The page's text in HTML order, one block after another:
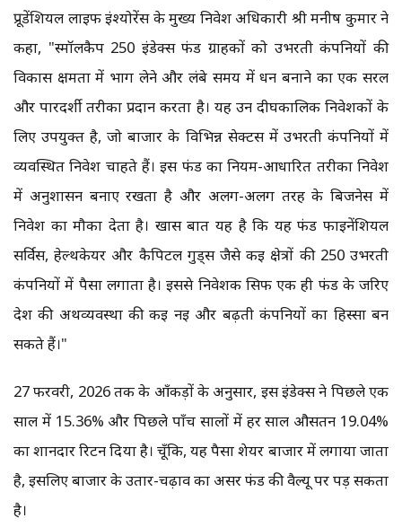
प्रूडेंशियल लाइफ इंश्योरेंस के मुख्य निवेश अधिकारी श्री मनीष कुमार ने
कहा, "स्मॉलकैप 250 इंडेक्स फंड ग्राहकों को उभरती कंपनियों की
विकास क्षमता में भाग लेने और लंबे समय में धन बनाने का एक सरल
और पारदर्शी तरीका प्रदान करता है। यह उन दीर्घकालिक निवेशकों के
लिए उपयुक्त है, जो बाजार के विभिन्न सेक्टर्स में उभरती कंपनियों में
व्यवस्थित निवेश चाहते हैं। इस फंड का नियम-आधारित तरीका निवेश
में अनुशासन बनाए रखता है और अलग-अलग तरह के बिजनेस में
निवेश का मौका देता है। खास बात यह है कि यह फंड फाइनेंशियल
सर्विस, हेल्थकेयर और कैपिटल गुड्स जैसे कई क्षेत्रों की 250 उभरती
कंपनियों में पैसा लगाता है। इससे निवेशक सिर्फ एक ही फंड के जरिए
देश की अर्थव्यवस्था की कई नई और बढ़ती कंपनियों का हिस्सा बन
सकते हैं।"
27 फरवरी, 2026 तक के आँकड़ों के अनुसार, इस इंडेक्स ने पिछले एक
साल में 15.36% और पिछले पाँच सालों में हर साल औसतन 19.04%
का शानदार रिटर्न दिया है। चूँकि, यह पैसा शेयर बाजार में लगाया जाता
है, इसलिए बाजार के उतार-चढ़ाव का असर फंड की वैल्यू पर पड़ सकता
है।